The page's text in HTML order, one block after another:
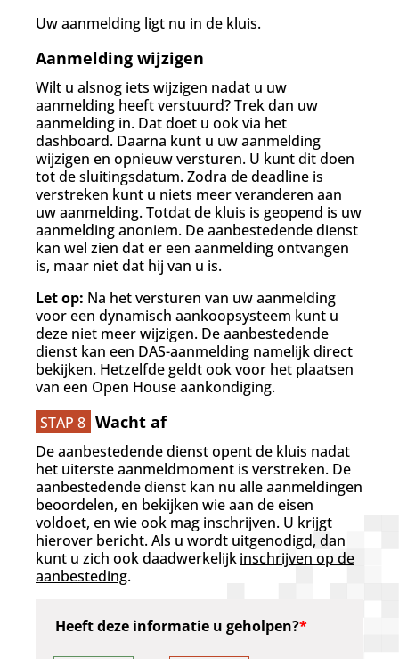
Uw aanmelding ligt nu in de kluis.
Aanmelding wijzigen
Wilt u alsnog iets wijzigen nadat u uw
aanmelding heeft verstuurd? Trek dan uw
aanmelding in. Dat doet u ook via het
dashboard. Daarna kunt u uw aanmelding
wijzigen en opnieuw versturen. U kunt dit doen
tot de sluitingsdatum. Zodra de deadline is
verstreken kunt u niets meer veranderen aan
uw aanmelding. Totdat de kluis is geopend is uw
aanmelding anoniem. De aanbestedende dienst
kan wel zien dat er een aanmelding ontvangen
is, maar niet dat hij van u is.
Let op: Na het versturen van uw aanmelding
voor een dynamisch aankoopsysteem kunt u
deze niet meer wijzigen. De aanbestedende
dienst kan een DAS-aanmelding namelijk direct
bekijken. Hetzelfde geldt ook voor het plaatsen
van een Open House aankondiging.
STAP 8 Wacht af
De aanbestedende dienst opent de kluis nadat
het uiterste aanmeldmoment is verstreken. De
aanbestedende dienst kan nu alle aanmeldingen
beoordelen, en bekijken wie aan de eisen
voldoet, en wie ook mag inschrijven. U krijgt
hierover bericht. Als u wordt uitgenodigd, dan
kunt u zich ook daadwerkelijkinschrijven op de
aanbesteding.
Heeft deze informatie u geholpen?